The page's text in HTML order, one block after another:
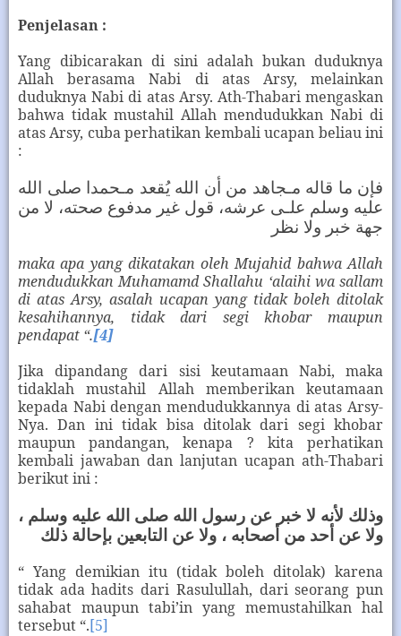
Penjelasan :
Yang dibicarakan di sini adalah bukan duduknya
Allah berasama Nabi di atas Arsy, melainkan
duduknya Nabi di atas Arsy. Ath-Thabari mengaskan
bahwa tidak mustahil Allah mendudukkan Nabi di
atas Arsy, cuba perhatikan kembali ucapan beliau ini
:
فإن ما قاله مـجاهد من أن الله يُقعد مـحمدا صلى الله
عليه وسلم علـى عرشه، قول غير مدفوع صحته، لا من
جهة خبر ولا نظر
maka apa yang dikatakan oleh Mujahid bahwa Allah
mendudukkan Muhamamd Shallahu ‘alaihi wa sallam
di atas Arsy, asalah ucapan yang tidak boleh ditolak
kesahihannya, tidak dari segi khobar maupun
pendapat “.[4]
Jika dipandang dari sisi keutamaan Nabi, maka
tidaklah mustahil Allah memberikan keutamaan
kepada Nabi dengan mendudukkannya di atas Arsy-
Nya. Dan ini tidak bisa ditolak dari segi khobar
maupun pandangan, kenapa ? kita perhatikan
kembali jawaban dan lanjutan ucapan ath-Thabari
berikut ini :
وذلك لأنه لا خبر عن رسول الله صلى الله عليه وسلم ،
ولا عن أحد من أصحابه ، ولا عن التابعين بإحالة ذلك
“ Yang demikian itu (tidak boleh ditolak) karena
tidak ada hadits dari Rasulullah, dari seorang pun
sahabat maupun tabi’in yang memustahilkan hal
tersebut “.[5]